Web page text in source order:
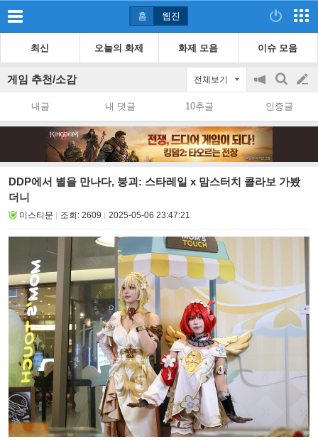
홈 웹진
최신 오늘의 화제 화제 모음 이슈 모음
게임 추천/소감 전체보기
공
on/off
검
색
글
쓰
내글 내 댓글 10추글 인증글
DDP에서 별을 만나다, 붕괴: 스타레일 x 맘스터치 콜라보 가봤
더니
미스티문 조회: 2609 2025-05-06 23:47:21